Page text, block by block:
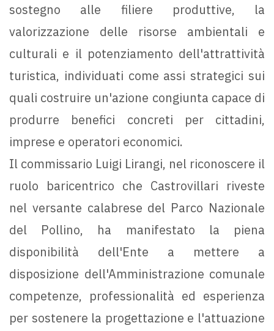
sostegno alle filiere produttive, la
valorizzazione delle risorse ambientali e
culturali e il potenziamento dell'attrattività
turistica, individuati come assi strategici sui
quali costruire un'azione congiunta capace di
produrre benefici concreti per cittadini,
imprese e operatori economici.
Il commissario Luigi Lirangi, nel riconoscere il
ruolo baricentrico che Castrovillari riveste
nel versante calabrese del Parco Nazionale
del Pollino, ha manifestato la piena
disponibilità dell'Ente a mettere a
disposizione dell'Amministrazione comunale
competenze, professionalità ed esperienza
per sostenere la progettazione e l'attuazione